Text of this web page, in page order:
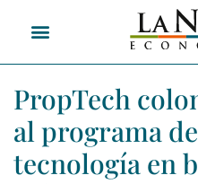
PropTech
al programa
tecnología en